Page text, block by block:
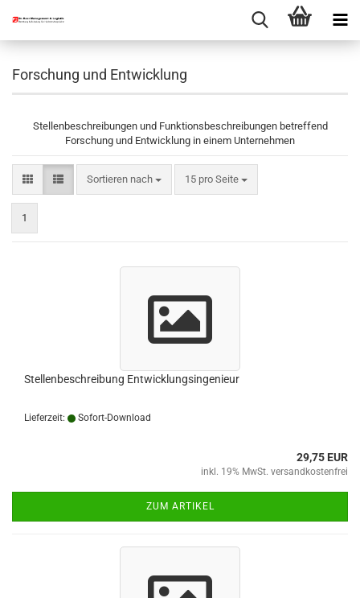
Forschung und Entwicklung
Stellenbeschreibungen und Funktionsbeschreibungen betreffend
Forschung und Entwicklung in einem Unternehmen
Sortieren nach
Sortieren nach 15 pro Seite
pro Seite
1
Stellenbeschreibung Entwicklungsingenieur
Lieferzeit: Sofort-Download
29,75 EUR
inkl. 19% MwSt. versandkostenfrei
ZUM ARTIKEL